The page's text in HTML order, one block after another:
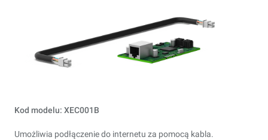
Kod modelu: XEC001B
Umożliwia podłączenie do internetu za pomocą kabla.